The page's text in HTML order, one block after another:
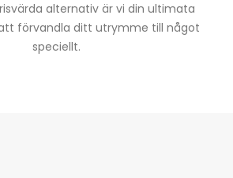
alternativ är vi din ultimata
förvandla ditt utrymme till något
speciellt.